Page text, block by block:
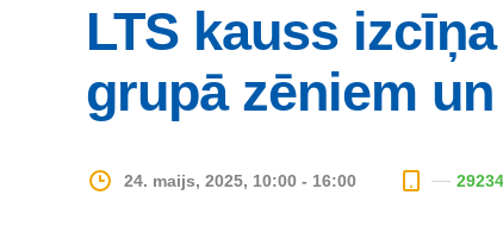
LTS kauss
grupā zēniem
24. maijs, 2025, 10:00 - 16:00